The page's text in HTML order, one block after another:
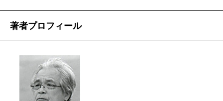
書いたことがありません。ですので、黒田騒動とその
いう私にも、黒田騒動には他の二つの御家騒動とは際
立ったちがいがあることは理解しています。
申すまでもなく、黒田藩は五十二万石の大藩です。
著者プロフィール